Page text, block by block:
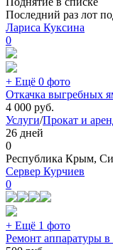
Последний раз лот
Лариса Куксина
0
+ Ещё 0 фото
Откачка выгребных
4 000 руб.
Услуги/Прокат и
26 дней
0
Республика Крым,
Сервер Курчиев
0
+ Ещё 1 фото
Ремонт аппаратуры в